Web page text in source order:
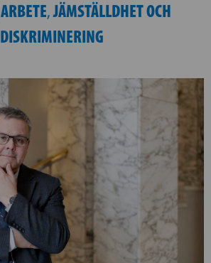
ARBETE,JÄMSTÄLLDHET OCH
DISKRIMINERING